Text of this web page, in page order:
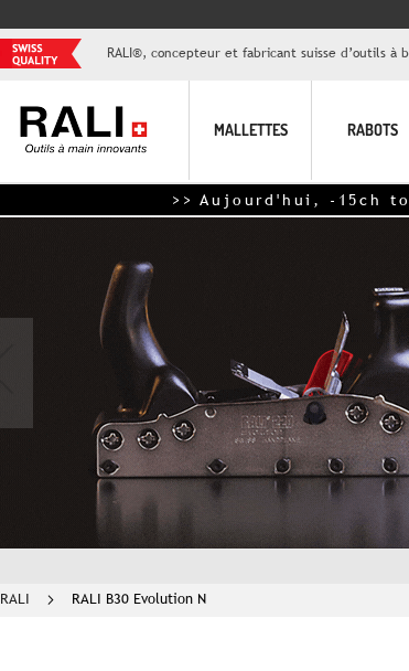
RALI®, concepteur et fabricant suisse d’outils à
MALLETTES RABOTS
>> Aujourd'hui, -15ch tous les 100chf
RALI RALI B30 Evolution N